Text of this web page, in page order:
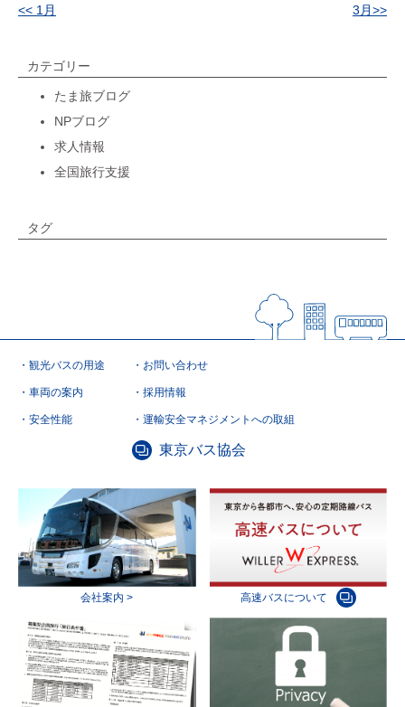
<< 1月 3月>>
カテゴリー
たま旅ブログ
NPブログ
求人情報
全国旅行支援
タグ
観光バスの用途
車両の案内
安全性能
お問い合わせ
採用情報
運輸安全マネジメントへの取組
東京バス協会
会社案内 > 高速バスについて